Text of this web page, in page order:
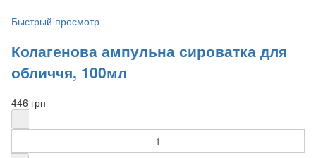
Быстрый просмотр
Колагенова ампульна сироватка для
обличчя, 100мл
446 грн